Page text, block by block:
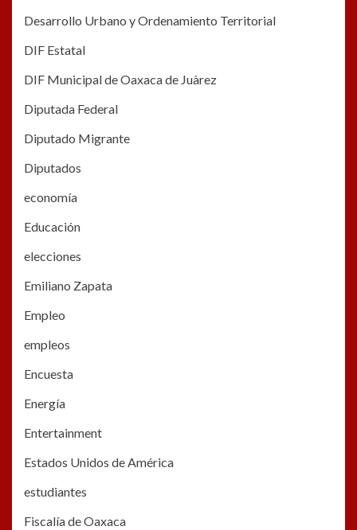
Desarrollo Urbano y Ordenamiento Territorial
DIF Estatal
DIF Municipal de Oaxaca de Juàrez
Diputada Federal
Diputado Migrante
Diputados
economía
Educación
elecciones
Emiliano Zapata
Empleo
empleos
Encuesta
Energía
Entertainment
Estados Unidos de América
estudiantes
Fiscalía de Oaxaca